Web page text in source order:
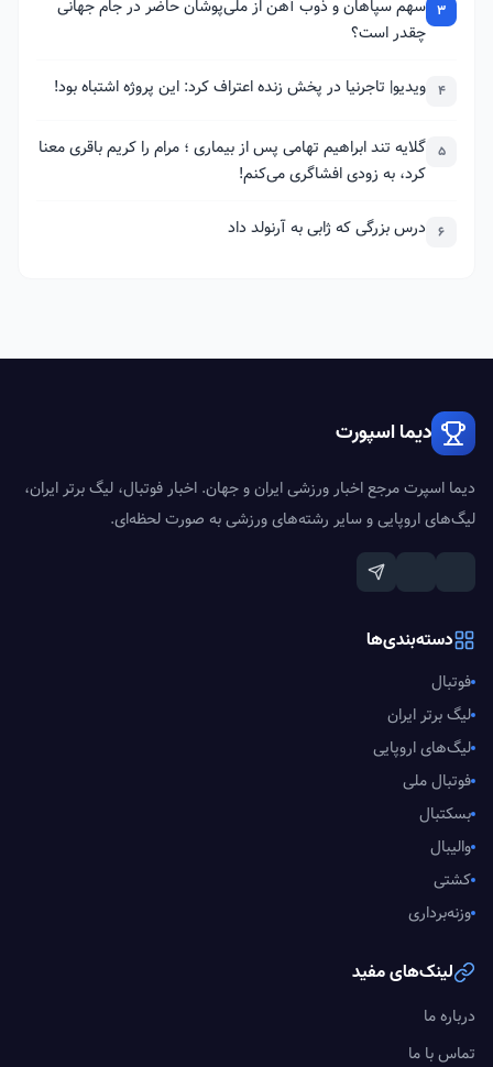
3 سهم سپاهان و ذوب آهن از ملی‌پوشان حاضر در جام جهانی
چقدر است؟
4 ویدیو| تاجرنیا در پخش زنده اعتراف کرد: این پروژه اشتباه بود!
5 گلایه تند ابراهیم تهامی پس از بیماری ؛ مرام را کریم باقری معنا
کرد، به زودی افشاگری می‌کنم!
6 درس بزرگی که ژابی به آرنولد داد
دیما اسپورت
دیما اسپرت مرجع اخبار ورزشی ایران و جهان. اخبار فوتبال، لیگ برتر ایران،
لیگ‌های اروپایی و سایر رشته‌های ورزشی به صورت لحظه‌ای.
دسته‌بندی‌ها
فوتبال
لیگ برتر ایران
لیگ‌های اروپایی
فوتبال ملی
بسکتبال
والیبال
کشتی
وزنه‌برداری
لینک‌های مفید
درباره ما
تماس با ما